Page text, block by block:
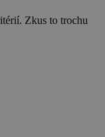
Zkus to trochu